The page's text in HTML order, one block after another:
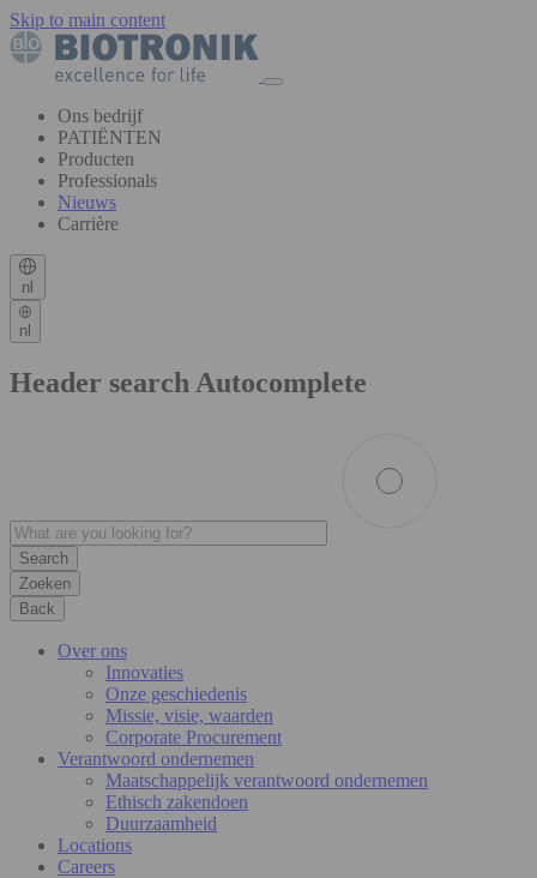
Skip to main content
Ons bedrijf
PATIËNTEN
Producten
Professionals
Nieuws
Carrière
nl
nl
Header search Autocomplete
Zoeken
Back
Over ons
Innovaties
Onze geschiedenis
Missie, visie, waarden
Corporate Procurement
Verantwoord ondernemen
Maatschappelijk verantwoord ondernemen
Ethisch zakendoen
Duurzaamheid
Locations
Careers